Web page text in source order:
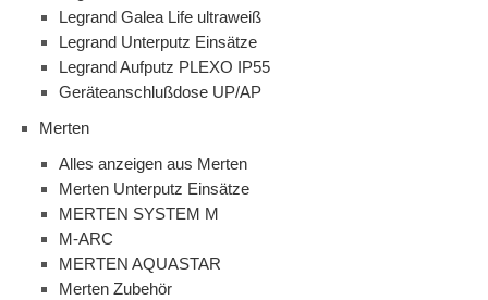
Legrand Galea Life ultraweiß
Legrand Unterputz Einsätze
Legrand Aufputz PLEXO IP55
Geräteanschlußdose UP/AP
Merten
Alles anzeigen aus Merten
Merten Unterputz Einsätze
MERTEN SYSTEM M
M-ARC
MERTEN AQUASTAR
Merten Zubehör